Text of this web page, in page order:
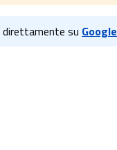
direttamente su Google